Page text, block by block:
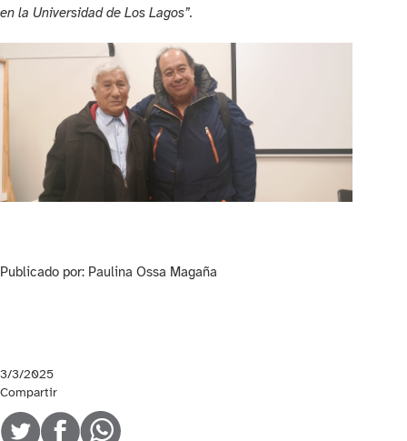
3/3/2025
Compartir
en la Universidad de Los Lagos”.
Publicado por: Paulina Ossa Magaña